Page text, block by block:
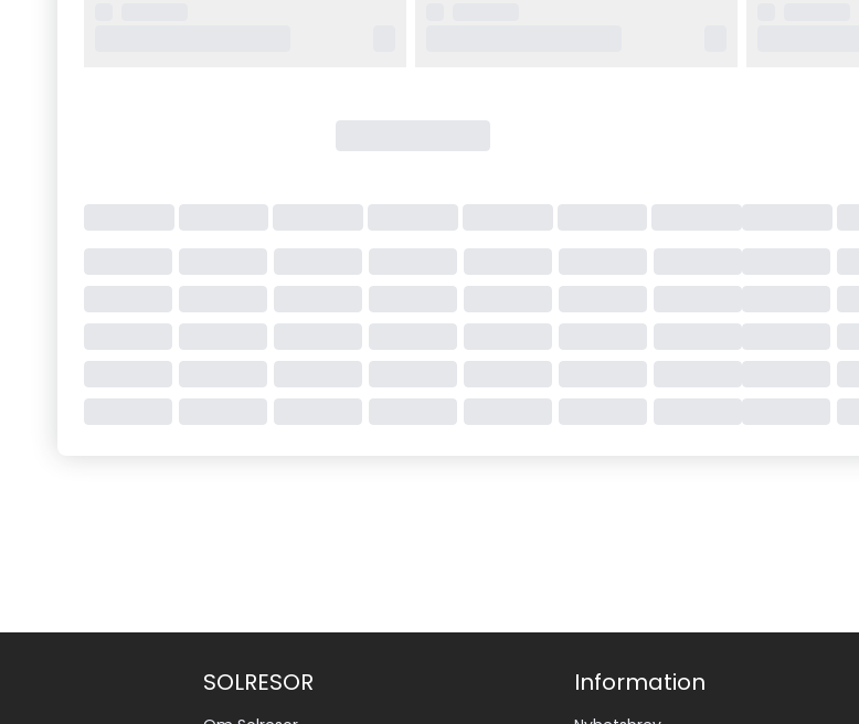
SOLRESOR Information